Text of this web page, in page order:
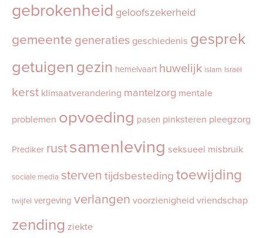
gebrokenheid geloofszekerheid
gemeente generaties geschiedenis gesprek
getuigen gezin hemelvaart huwelijk islam Israël
kerst klimaatverandering mantelzorg mentale
problemen opvoeding pasen pinksteren pleegzorg
Prediker rustsamenleving seksueel misbruik
sociale media sterven tijdsbesteding toewijding
twijfel vergeving verlangen voorzienigheid vriendschap
zending ziekte